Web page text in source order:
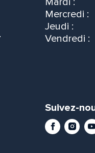
Mercredi :
Jeudi :
Vendredi :
Suivez-
Facebook